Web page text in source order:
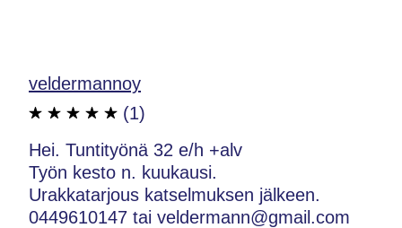
veldermannoy
(1)
Hei. Tuntityönä 32 e/h +alv
Työn kesto n. kuukausi.
Urakkatarjous katselmuksen jälkeen.
0449610147 tai veldermann@gmail.com